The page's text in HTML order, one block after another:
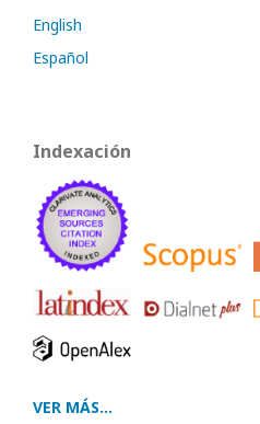
English
Español
Indexación
VER MÁS...